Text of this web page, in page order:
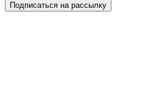
Подписаться на рассылку